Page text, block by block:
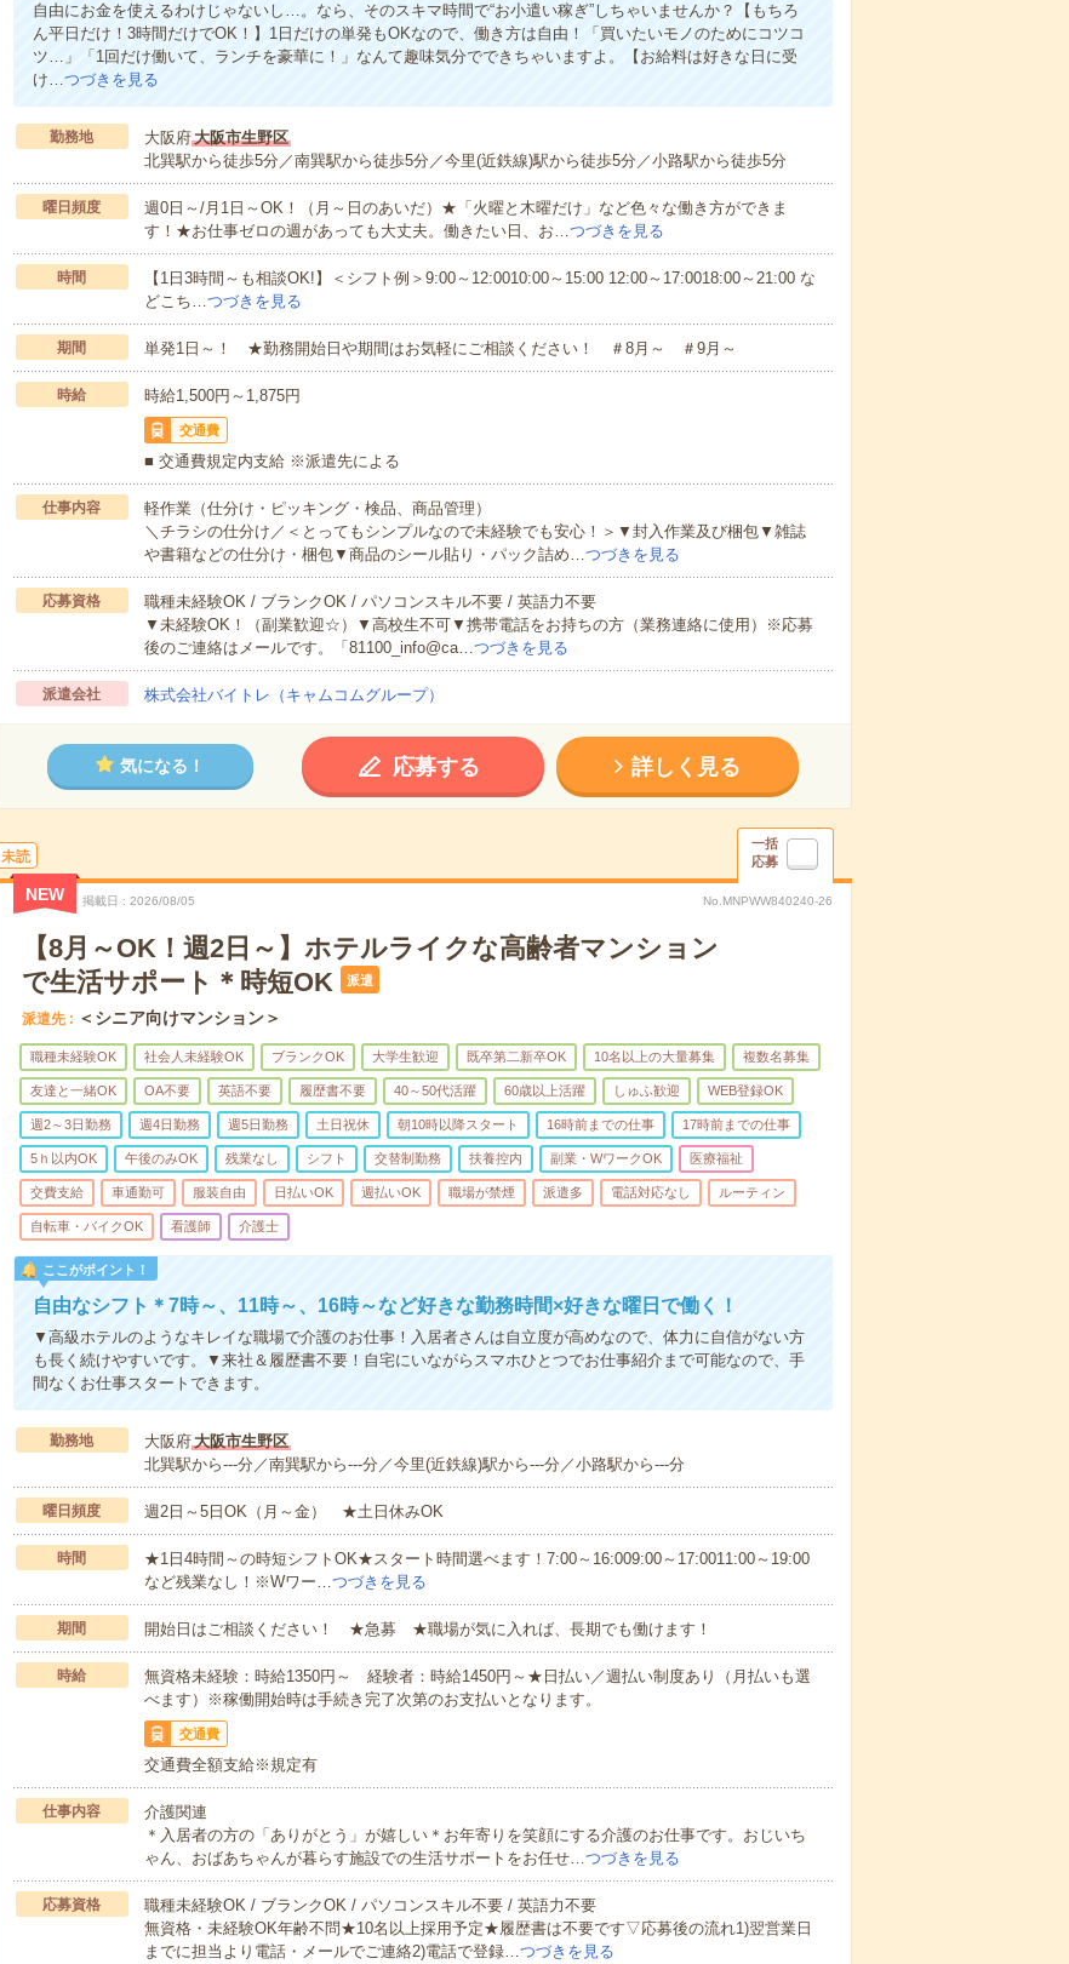
自由にお金を使えるわけじゃないし…。なら、そのスキマ時間で“お小遣い稼ぎ”しちゃいませんか？【もちろ
ん平日だけ！3時間だけでOK！】1日だけの単発もOKなので、働き方は自由！「買いたいモノのためにコツコ
ツ…」「1回だけ働いて、ランチを豪華に！」なんて趣味気分でできちゃいますよ。【お給料は好きな日に受
け…つづきを見る
勤務地 大阪府大阪市生野区
北巽駅から徒歩5分／南巽駅から徒歩5分／今里(近鉄線)駅から徒歩5分／小路駅から徒歩5分
曜日頻度
週0日～/月1日～OK！（月～日のあいだ）★「火曜と木曜だけ」など色々な働き方ができま
す！★お仕事ゼロの週があっても大丈夫。働きたい日、お…つづきを見る
時間
【1日3時間～も相談OK!】＜シフト例＞9:00～12:0010:00～15:00 12:00～17:0018:00～21:00 な
どこち…つづきを見る
期間 単発1日～！ ★勤務開始日や期間はお気軽にご相談ください！ ＃8月～ ＃9月～
時給 時給1,500円～1,875円
交通費
■ 交通費規定内支給 ※派遣先による
仕事内容
軽作業（仕分け・ピッキング・検品、商品管理）
＼チラシの仕分け／＜とってもシンプルなので未経験でも安心！＞▼封入作業及び梱包▼雑誌
や書籍などの仕分け・梱包▼商品のシール貼り・パック詰め…つづきを見る
応募資格
職種未経験OK / ブランクOK / パソコンスキル不要 / 英語力不要
▼未経験OK！（副業歓迎☆）▼高校生不可▼携帯電話をお持ちの方（業務連絡に使用）※応募
後のご連絡はメールです。「81100_info@ca…つづきを見る
派遣会社 株式会社バイトレ（キャムコムグループ）
気になる！ 応募する 詳しく見る
未読
一括
応募
NEW 掲載日 2026/08/05 No.MNPWW840240-26
【8月～OK！週2日～】ホテルライクな高齢者マンション
で生活サポート＊時短OK
派遣
派遣先 ＜シニア向けマンション＞
職種未経験OK 社会人未経験OK ブランクOK 大学生歓迎 既卒第二新卒OK 10名以上の大量募集 複数名募集
友達と一緒OK OA不要 英語不要 履歴書不要 40～50代活躍 60歳以上活躍 しゅふ歓迎 WEB登録OK
週2～3日勤務 週4日勤務 週5日勤務 土日祝休 朝10時以降スタート 16時前までの仕事 17時前までの仕事
5ｈ以内OK 午後のみOK 残業なし シフト 交替制勤務 扶養控内 副業・WワークOK 医療福祉
交費支給 車通勤可 服装自由 日払いOK 週払いOK 職場が禁煙 派遣多 電話対応なし ルーティン
自転車・バイクOK 看護師 介護士
ここがポイント！
自由なシフト＊7時～、11時～、16時～など好きな勤務時間×好きな曜日で働く！
▼高級ホテルのようなキレイな職場で介護のお仕事！入居者さんは自立度が高めなので、体力に自信がない方
も長く続けやすいです。▼来社＆履歴書不要！自宅にいながらスマホひとつでお仕事紹介まで可能なので、手
間なくお仕事スタートできます。
勤務地 大阪府大阪市生野区
北巽駅から---分／南巽駅から---分／今里(近鉄線)駅から---分／小路駅から---分
曜日頻度 週2日～5日OK（月～金） ★土日休みOK
時間
★1日4時間～の時短シフトOK★スタート時間選べます！7:00～16:009:00～17:0011:00～19:00
など残業なし！※Wワー…つづきを見る
期間 開始日はご相談ください！ ★急募 ★職場が気に入れば、長期でも働けます！
時給
無資格未経験：時給1350円～ 経験者：時給1450円～★日払い／週払い制度あり（月払いも選
べます）※稼働開始時は手続き完了次第のお支払いとなります。
交通費
交通費全額支給※規定有
仕事内容
介護関連
＊入居者の方の「ありがとう」が嬉しい＊お年寄りを笑顔にする介護のお仕事です。おじいち
ゃん、おばあちゃんが暮らす施設での生活サポートをお任せ…つづきを見る
応募資格
職種未経験OK / ブランクOK / パソコンスキル不要 / 英語力不要
無資格・未経験OK年齢不問★10名以上採用予定★履歴書は不要です▽応募後の流れ1)翌営業日
までに担当より電話・メールでご連絡2)電話で登録…つづきを見る